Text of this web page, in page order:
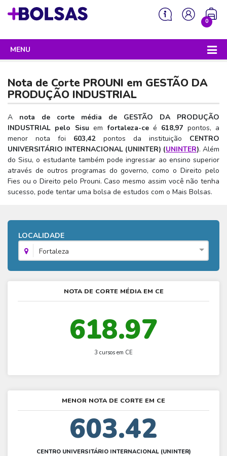
0
Sua mochila está vazia!
MENU
ENEM
Enem 2026 - Tudo o que você precisa saber
Enem – O que é
Enem – Quem pode fazer
Enem – Para que serve
Enem – Como se preparar
Enem – Cartilha redação
Hora do Enem – O que é
Enem – Gabarito oficial
SISU
Sisu 2026 – Tudo o que você precisa saber
SISU – O que é
SISU – Quem pode participar
SISU – Como se inscrever
SISU – Universidades participantes
SISU - Simulador
PROUNI
Prouni 2026 – Tudo o que você precisa saber
Prouni – O que é
Prouni – Quem pode participar
Prouni – Lista de espera
Prouni - Universidades participantes
Prouni – Simulador
FIES
Fies e P-Fies 2026 – Tudo o que você precisa saber
Fies – O que é
Fies – Como fazer a inscrição
Fies e Prouni – Diferença
Fies - Simulador
PRONATEC
SISUTEC
ENARE
Nota de Corte PROUNI em GESTÃO DA
PRODUÇÃO INDUSTRIAL
A nota de corte média de GESTÃO DA PRODUÇÃO
INDUSTRIAL pelo Sisu emfortaleza-ceé 618,97 pontos, a
menor nota foi 603,42pontos da instituição CENTRO
UNIVERSITÁRIO INTERNACIONAL (UNINTER) (UNINTER). Além
do Sisu, o estudante também pode ingressar ao ensino superior
através de outros programas do governo, como o Direito pelo
Fies ou o Direito pelo Prouni. Caso mesmo assim você não tenha
sucesso, pode tentar uma bolsa de estudos com o Mais Bolsas.
LOCALIDADE
Fortaleza
NOTA DE CORTE MÉDIA EM CE
618.97
3 cursos em CE
MENOR NOTA DE CORTE EM CE
603.42
CENTRO UNIVERSITÁRIO INTERNACIONAL (UNINTER)